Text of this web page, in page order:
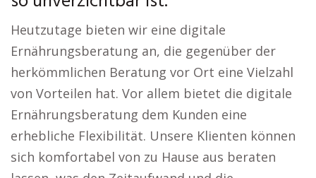
Heutzutage bieten wir eine digitale
Ernährungsberatung an, die gegenüber der
herkömmlichen Beratung vor Ort eine Vielzahl
von Vorteilen hat. Vor allem bietet die digitale
Ernährungsberatung dem Kunden eine
erhebliche Flexibilität. Unsere Klienten können
sich komfortabel von zu Hause aus beraten